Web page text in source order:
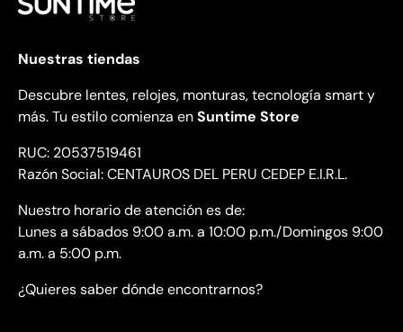
Nuestras tiendas
Descubre lentes, relojes, monturas, tecnología smart y
más. Tu estilo comienza enSuntime Store
RUC: 20537519461
Razón Social: CENTAUROS DEL PERU CEDEP E.I.R.L.
Nuestro horario de atención es de:
Lunes a sábados 9:00 a.m. a 10:00 p.m./Domingos 9:00
a.m. a 5:00 p.m.
¿Quieres saber dónde encontrarnos?